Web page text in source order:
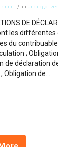
in Uncategorized
DE
les différentes
du
;
de déclaration
Obligation de...